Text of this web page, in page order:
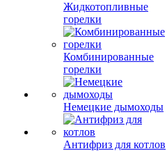
Жидкотопливные
горелки
Комбинированные
горелки
Немецкие дымоходы
Антифриз для котлов